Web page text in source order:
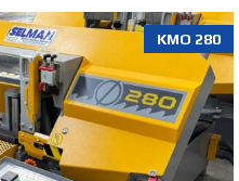
KMO 280